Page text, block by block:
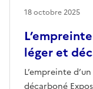
léger et
L’empreinte
décarboné
18 octobre 2025